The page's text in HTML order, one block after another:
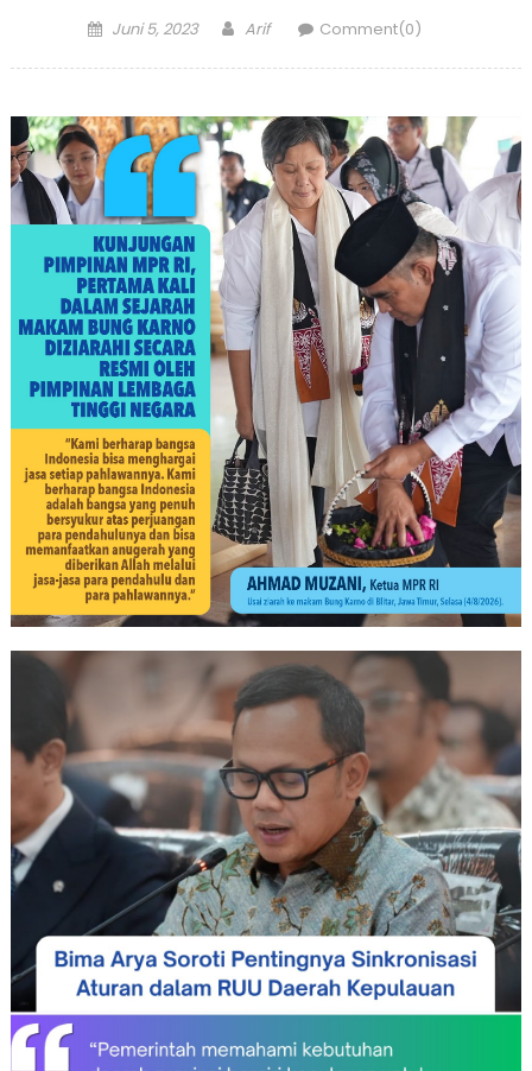
Posted
Juni 5, 2023 Author
Arif Comment(0)